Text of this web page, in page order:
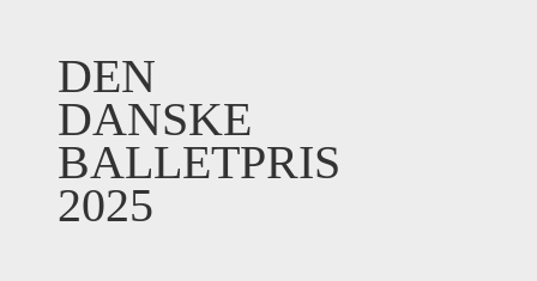
DEN
DANSKE
BALLETPRIS
2025